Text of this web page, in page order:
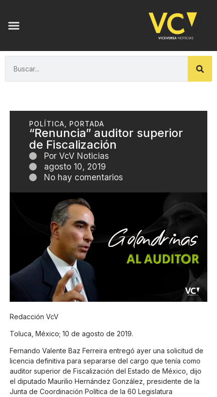
POLÍTICA, PORTADA
“Renuncia” auditor superior
de Fiscalización
Por VcV Noticias
agosto 10, 2019
No hay comentarios
Redacción VcV
Toluca, México; 10 de agosto de 2019.
Fernando Valente Baz Ferreira entregó ayer una solicitud de
licencia definitiva para separarse del cargo que tenía como
auditor superior de Fiscalización del Estado de México, dijo
el diputado Maurilio Hernández González, presidente de la
Junta de Coordinación Política de la 60 Legislatura